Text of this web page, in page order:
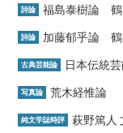
詩論 福島泰樹論 鶴
詩論 加藤郁乎論 鶴
古典芸能論 日本伝統
写真論 荒木経惟論
純文学誌時評 萩野篤人